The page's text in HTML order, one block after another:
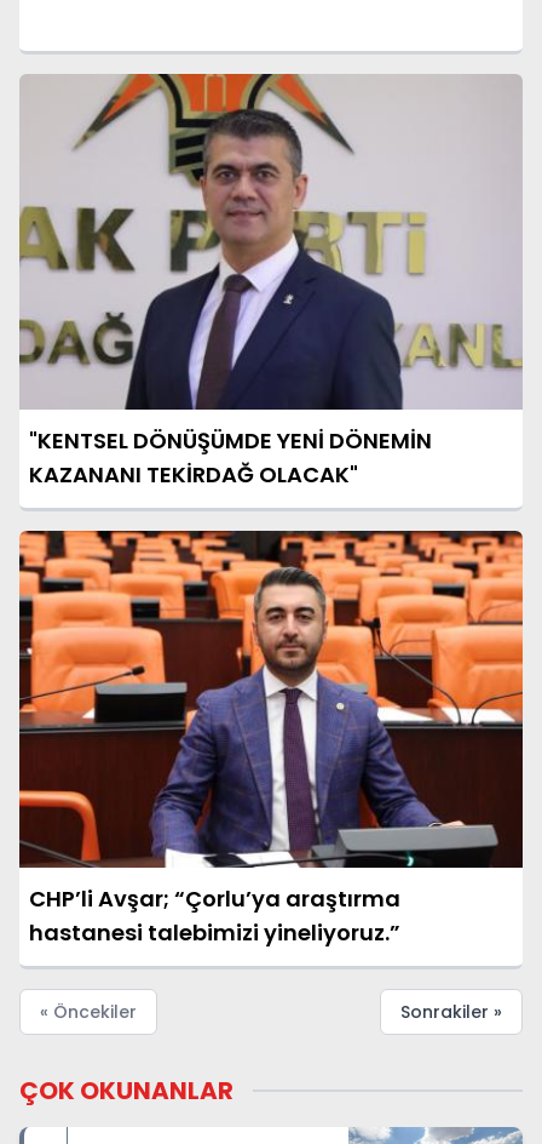
"KENTSEL DÖNÜŞÜMDE YENİ DÖNEMİN
KAZANANI TEKİRDAĞ OLACAK"
CHP’li Avşar; “Çorlu’ya araştırma
hastanesi talebimizi yineliyoruz.”
« Öncekiler Sonrakiler »
ÇOK OKUNANLAR